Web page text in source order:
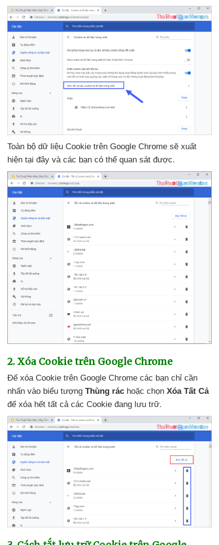
Toàn bộ dữ liệu Cookie trên Google Chrome sẽ xuất
hiện tại đây và các bạn có thể quan sát được.
2. Xóa Cookie trên Google Chrome
Để xóa Cookie trên Google Chrome các bạn chỉ cần
nhấn vào biểu tượng Thùng rác hoặc chọn Xóa Tất Cả
để xóa hết tất cả các Cookie đang lưu trữ.